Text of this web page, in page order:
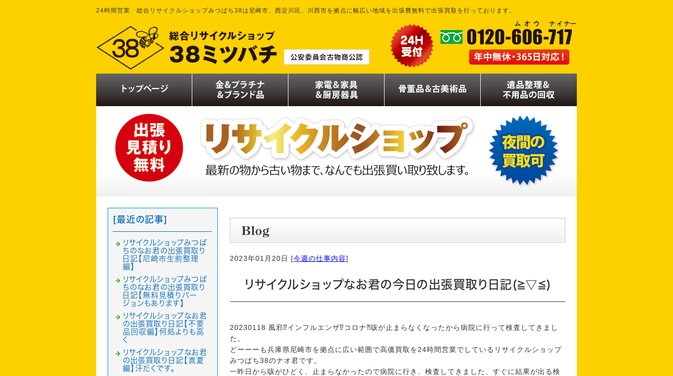
24時間営業 総合リサイクルショップみつばち38は尼崎市、西淀川区、川西市を拠点に幅広い地域を出張費無料で出張買取を行っております。
2023年01月20日 [今週の仕事内容]
リサイクルショップなお君の今日の出張買取り日記(≧▽≦)
20230118 風邪⁉インフルエンザ⁉コロナ⁈咳が止まらなくなったから病院に行って検査してきまし
た。
どーーーも兵庫県尼崎市を拠点に広い範囲で高価買取を24時間営業でしているリサイクルショップ
みつばち38のナオ君です。
一昨日から咳がひどく、止まらなかったので病院に行き、検査してきました、すぐに結果が出る検
[最近の記事]
リサイクルショップみつば
ちのなお君の出張買取り
日記【尼崎市生前整理
編】
リサイクルショップみつば
ちのなお君の出張買取り
日記【無料見積りバー
ジョンもあります】
リサイクルショップなお君
の出張買取り日記【不要
品回収編】何処よりも高
く
リサイクルショップなお君
の出張買取り日記【真夏
編】汗だくです。